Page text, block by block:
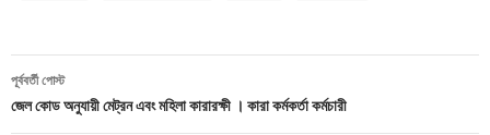
পোস্টের
নেভিগেশন
পূর্ববর্তী পোস্ট
জেল কোড অনুযায়ী মেট্রন এবং মহিলা কারারক্ষী । কারা কর্মকর্তা কর্মচারী